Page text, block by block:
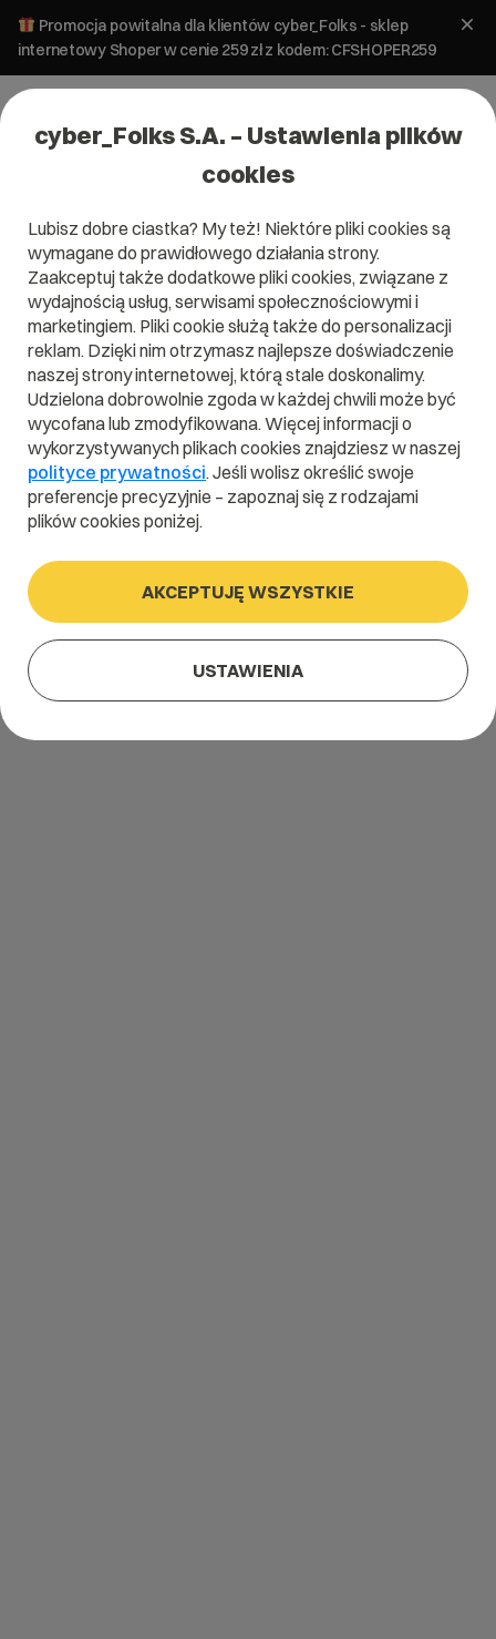
Promocja powitalna dla klientów cyber_Folks - sklep
internetowy Shoper w cenie 259 zł z kodem: CFSHOPER259
Domena .pl od 0 zł!
Szukaj domeny
Wpisz swoją wymarzoną nazwę domeny i naciśnij przycisk
Znajdź
Promocja .pl od0,00 zł.site 0,90 zł.online 0,90 zł
cyber_Folks S.A. – Ustawienia plików
cookies
Lubisz dobre ciastka? My też! Niektóre pliki cookies są
wymagane do prawidłowego działania strony.
Zaakceptuj także dodatkowe pliki cookies, związane z
wydajnością usług, serwisami społecznościowymi i
marketingiem. Pliki cookie służą także do personalizacji
reklam. Dzięki nim otrzymasz najlepsze doświadczenie
naszej strony internetowej, którą stale doskonalimy.
Udzielona dobrowolnie zgoda w każdej chwili może być
wycofana lub zmodyfikowana. Więcej informacji o
wykorzystywanych plikach cookies znajdziesz w naszej
polityce prywatności. Jeśli wolisz określić swoje
preferencje precyzyjnie – zapoznaj się z rodzajami
plików cookies poniżej.
AKCEPTUJĘ WSZYSTKIE
USTAWIENIA